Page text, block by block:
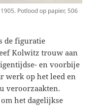
Potlood op papier, 506
de figuratie
Kolwitz trouw aan
en voorbije
werk op het leed en
veroorzaakten.
het dagelijkse